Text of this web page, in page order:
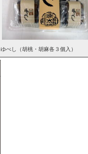
ゆべし（胡桃・胡麻各３個入）